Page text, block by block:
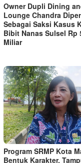
Owner Dupli Dining
Lounge Chandra
Sebagai Saksi Kasus
Bibit Nanas Sulsel Rp
Miliar
Program SRMP Kota
Bentuk Karakter,